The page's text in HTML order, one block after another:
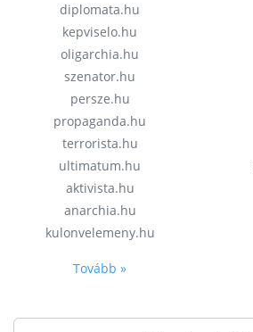
diplomata.hu
kepviselo.hu
oligarchia.hu
szenator.hu
persze.hu
propaganda.hu
terrorista.hu
ultimatum.hu
aktivista.hu
anarchia.hu
kulonvelemeny.hu
Tovább »